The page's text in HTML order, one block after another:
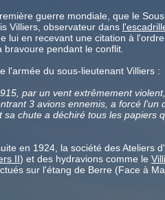
guerre mondiale, que le
Villiers, observateur dans
lui en recevant une citation à l'ordre
pendant le conflit.
l'armée du sous-lieutenant Villiers :
par un vent extrêmement
3 avions ennemis, a forcé
sa chute a déchiré tous les papiers
en 1924, la société des Ateliers
II) et des hydravions comme le
sur l'étang de Berre (Face à